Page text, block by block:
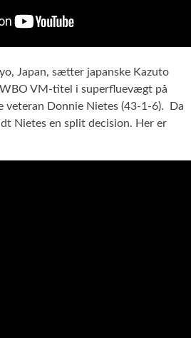
Japan, sætter japanske Kazuto
WBO VM-titel i superfluevægt på
veteran Donnie Nietes (43-1-6). Da
Nietes en split decision. Her er